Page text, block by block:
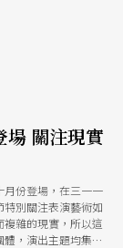
場 關注現實
月份登場，在三一一
別關注表演藝術如
雜的現實，所以這
，演出主題均集中